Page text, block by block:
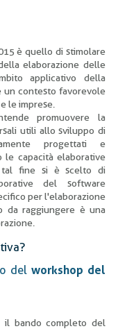
è quello di stimolare
elaborazione delle
applicativo della
un contesto favorevole
le imprese.
promuovere la
utili allo sviluppo di
progettati e
le capacità elaborative
tal fine si è scelto di
del software
per l'elaborazione
da raggiungere è una
del workshop del
il bando completo del